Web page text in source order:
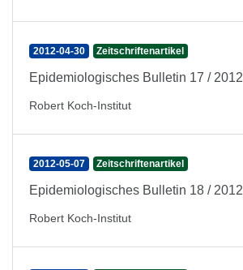
2012-04-30 Zeitschriftenartikel
Epidemiologisches Bulletin 17 / 2012
Robert Koch-Institut
2012-05-07 Zeitschriftenartikel
Epidemiologisches Bulletin 18 / 2012
Robert Koch-Institut